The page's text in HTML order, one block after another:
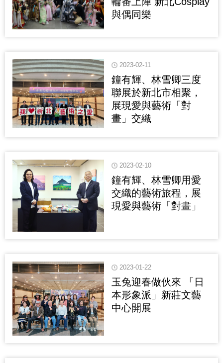
與偶同樂
2023-02-11
鐘有輝、林雪卿三度
聯展於新北市相聚，
展現愛與藝術「對
畫」交織
2023-02-10
鐘有輝、林雪卿用愛
交織的藝術旅程，展
現愛與藝術「對畫」
2023-01-22
玉兔迎春做伙來 「日
本形象派」新莊文藝
中心開展